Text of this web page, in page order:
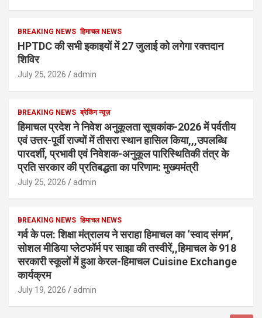
BREAKING NEWS हिमाचल NEWS
HPTDC की सभी इकाइयों में 27 जुलाई को लगेगा रक्तदान
शिविर
July 25, 2026 admin
BREAKING NEWS ब्रेकिंग न्यूज़
हिमाचल प्रदेश ने निवेश अनुकूलता सूचकांक-2026 में पर्वतीय
एवं उत्तर-पूर्वी राज्यों में तीसरा स्थान हासिल किया,,,उपलब्धि
पारदर्शी, प्रभावी एवं निवेशक-अनुकूल पारिस्थितिकी तंत्र के
प्रति सरकार की प्रतिबद्धता का परिणाम: मुख्यमंत्री
July 25, 2026 admin
BREAKING NEWS हिमाचल NEWS
गर्व के पल: शिक्षा मंत्रालय ने सराहा हिमाचल का ‘स्वाद संगम’,
सोशल मीडिया प्लेटफॉर्म पर साझा की तस्वीरें,,हिमाचल के 918
सरकारी स्कूलों में हुआ केरल-हिमाचल Cuisine Exchange
कार्यक्रम
July 19, 2026 admin